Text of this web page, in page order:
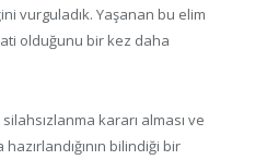
vurguladık. Yaşanan bu elim
olduğunu bir kez daha
kararı alması ve
bilindiği bir